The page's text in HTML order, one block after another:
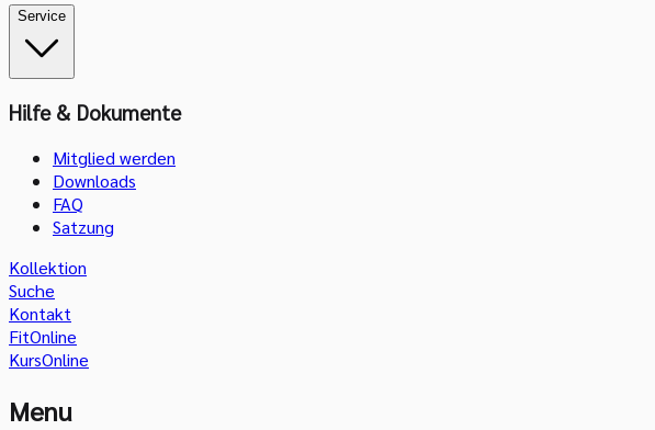
Service
Hilfe & Dokumente
Mitglied werden
Downloads
FAQ
Satzung
Kollektion
Suche
Kontakt
FitOnline
KursOnline
Menu